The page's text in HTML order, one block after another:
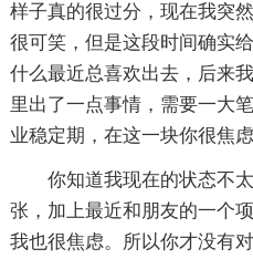
样子真的很过分，现在我突
很可笑，但是这段时间确实
什么最近总喜欢出去，后来
里出了一点事情，需要一大
业稳定期，在这一块你很焦虑
你知道我现在的状态不
张，加上最近和朋友的一个
我也很焦虑。所以你才没有